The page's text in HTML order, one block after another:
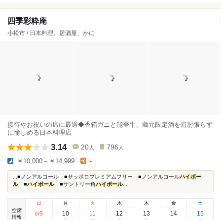
四季彩粋庵
小松市 / 日本料理、居酒屋、かに
接待やお祝いの席に最適◆香箱ガニと能登牛、蔵元限定酒を肩肘張らず
に愉しめる日本料理店
3.14 20 人 796 人
￥10,000～￥14,999 -
...■ノンアルコール ■サッポロプレミアムフリー ■ノンアルコールハイボー
ル■ハイボール■サントリー角ハイボール...
空席
情報
日
8/9
月
10
火
11
水
12
木
13
金
14
土
15